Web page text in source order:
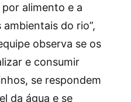
alimento e a
do rio”,
observa se os
e consumir
se respondem
da água e se